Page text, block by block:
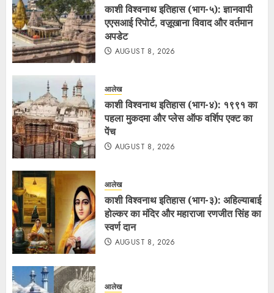
काशी विश्वनाथ इतिहास (भाग-५): ज्ञानवापी
एएसआई रिपोर्ट, वज़ूखाना विवाद और वर्तमान
अपडेट
AUGUST 8, 2026
आलेख
काशी विश्वनाथ इतिहास (भाग-४): १९९१ का
पहला मुकदमा और प्लेस ऑफ वर्शिप एक्ट का
पेंच
AUGUST 8, 2026
आलेख
काशी विश्वनाथ इतिहास (भाग-३): अहिल्याबाई
होल्कर का मंदिर और महाराजा रणजीत सिंह का
स्वर्ण दान
AUGUST 8, 2026
आलेख